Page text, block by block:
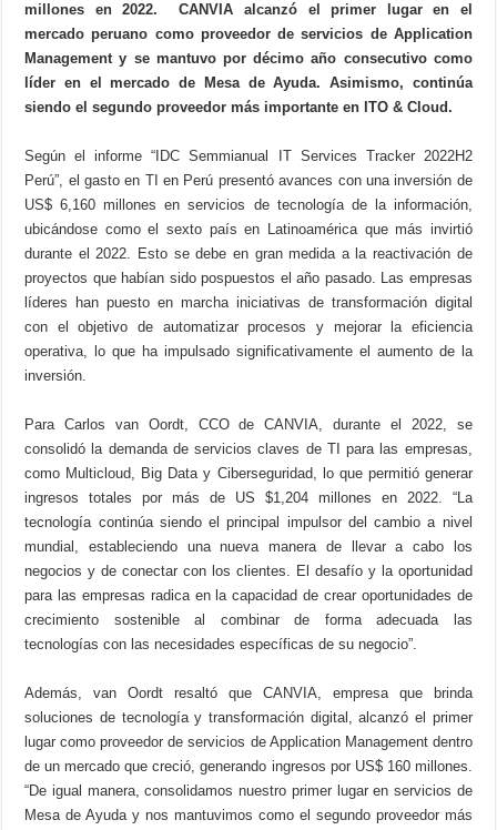
millones en 2022. CANVIA alcanzó el primer lugar en el
mercado peruano como proveedor de servicios de Application
Management y se mantuvo por décimo año consecutivo como
líder en el mercado de Mesa de Ayuda. Asimismo, continúa
siendo el segundo proveedor más importante en ITO & Cloud.
Según el informe “IDC Semmianual IT Services Tracker 2022H2
Perú”, el gasto en TI en Perú presentó avances con una inversión de
US$ 6,160 millones en servicios de tecnología de la información,
ubicándose como el sexto país en Latinoamérica que más invirtió
durante el 2022. Esto se debe en gran medida a la reactivación de
proyectos que habían sido pospuestos el año pasado. Las empresas
líderes han puesto en marcha iniciativas de transformación digital
con el objetivo de automatizar procesos y mejorar la eficiencia
operativa, lo que ha impulsado significativamente el aumento de la
inversión.
Para Carlos van Oordt, CCO de CANVIA, durante el 2022, se
consolidó la demanda de servicios claves de TI para las empresas,
como Multicloud, Big Data y Ciberseguridad, lo que permitió generar
ingresos totales por más de US $1,204 millones en 2022. “La
tecnología continúa siendo el principal impulsor del cambio a nivel
mundial, estableciendo una nueva manera de llevar a cabo los
negocios y de conectar con los clientes. El desafío y la oportunidad
para las empresas radica en la capacidad de crear oportunidades de
crecimiento sostenible al combinar de forma adecuada las
tecnologías con las necesidades específicas de su negocio”.
Además, van Oordt resaltó que CANVIA, empresa que brinda
soluciones de tecnología y transformación digital, alcanzó el primer
lugar como proveedor de servicios de Application Management dentro
de un mercado que creció, generando ingresos por US$ 160 millones.
“De igual manera, consolidamos nuestro primer lugar en servicios de
Mesa de Ayuda y nos mantuvimos como el segundo proveedor más